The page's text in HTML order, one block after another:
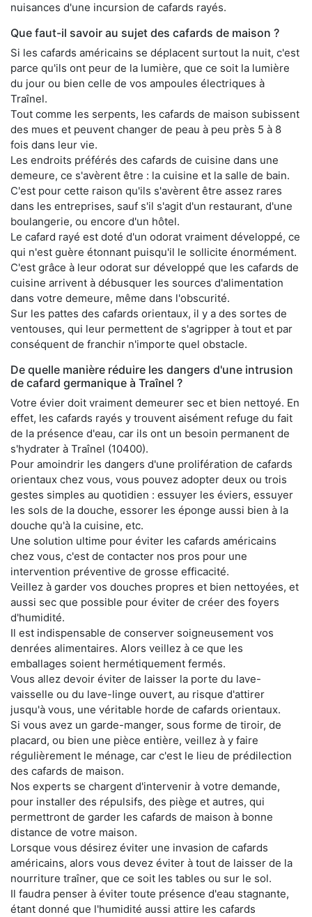
nuisances d'une incursion de cafards rayés.
Que faut-il savoir au sujet des cafards de maison ?
Si les cafards américains se déplacent surtout la nuit, c'est
parce qu'ils ont peur de la lumière, que ce soit la lumière
du jour ou bien celle de vos ampoules électriques à
Traînel.
Tout comme les serpents, les cafards de maison subissent
des mues et peuvent changer de peau à peu près 5 à 8
fois dans leur vie.
Les endroits préférés des cafards de cuisine dans une
demeure, ce s'avèrent être : la cuisine et la salle de bain.
C'est pour cette raison qu'ils s'avèrent être assez rares
dans les entreprises, sauf s'il s'agit d'un restaurant, d'une
boulangerie, ou encore d'un hôtel.
Le cafard rayé est doté d'un odorat vraiment développé, ce
qui n'est guère étonnant puisqu'il le sollicite énormément.
C'est grâce à leur odorat sur développé que les cafards de
cuisine arrivent à débusquer les sources d'alimentation
dans votre demeure, même dans l'obscurité.
Sur les pattes des cafards orientaux, il y a des sortes de
ventouses, qui leur permettent de s'agripper à tout et par
conséquent de franchir n'importe quel obstacle.
De quelle manière réduire les dangers d'une intrusion
de cafard germanique à Traînel ?
Votre évier doit vraiment demeurer sec et bien nettoyé. En
effet, les cafards rayés y trouvent aisément refuge du fait
de la présence d'eau, car ils ont un besoin permanent de
s'hydrater à Traînel (10400).
Pour amoindrir les dangers d'une prolifération de cafards
orientaux chez vous, vous pouvez adopter deux ou trois
gestes simples au quotidien : essuyer les éviers, essuyer
les sols de la douche, essorer les éponge aussi bien à la
douche qu'à la cuisine, etc.
Une solution ultime pour éviter les cafards américains
chez vous, c'est de contacter nos pros pour une
intervention préventive de grosse efficacité.
Veillez à garder vos douches propres et bien nettoyées, et
aussi sec que possible pour éviter de créer des foyers
d'humidité.
Il est indispensable de conserver soigneusement vos
denrées alimentaires. Alors veillez à ce que les
emballages soient hermétiquement fermés.
Vous allez devoir éviter de laisser la porte du lave-
vaisselle ou du lave-linge ouvert, au risque d'attirer
jusqu'à vous, une véritable horde de cafards orientaux.
Si vous avez un garde-manger, sous forme de tiroir, de
placard, ou bien une pièce entière, veillez à y faire
régulièrement le ménage, car c'est le lieu de prédilection
des cafards de maison.
Nos experts se chargent d'intervenir à votre demande,
pour installer des répulsifs, des piège et autres, qui
permettront de garder les cafards de maison à bonne
distance de votre maison.
Lorsque vous désirez éviter une invasion de cafards
américains, alors vous devez éviter à tout de laisser de la
nourriture traîner, que ce soit les tables ou sur le sol.
Il faudra penser à éviter toute présence d'eau stagnante,
étant donné que l'humidité aussi attire les cafards